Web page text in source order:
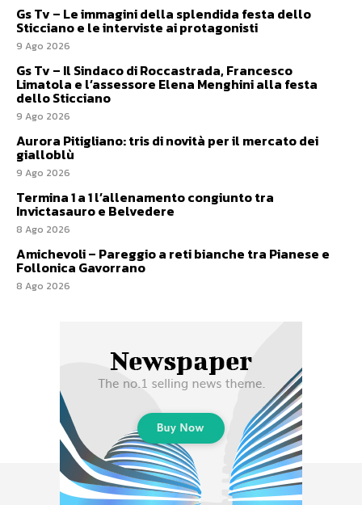
Gs Tv – Le immagini della splendida festa dello
Sticciano e le interviste ai protagonisti
9 Ago 2026
Gs Tv – Il Sindaco di Roccastrada, Francesco
Limatola e l’assessore Elena Menghini alla festa
dello Sticciano
9 Ago 2026
Aurora Pitigliano: tris di novità per il mercato dei
gialloblù
9 Ago 2026
Termina 1 a 1 l’allenamento congiunto tra
Invictasauro e Belvedere
8 Ago 2026
Amichevoli – Pareggio a reti bianche tra Pianese e
Follonica Gavorrano
8 Ago 2026